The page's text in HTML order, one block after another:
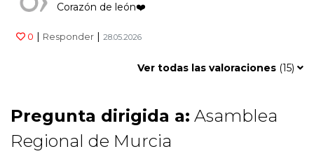
Corazón de león❤️
0 | Responder | 28.05.2026
Ver todas las valoraciones (15)
Pregunta dirigida a: Asamblea
Regional de Murcia